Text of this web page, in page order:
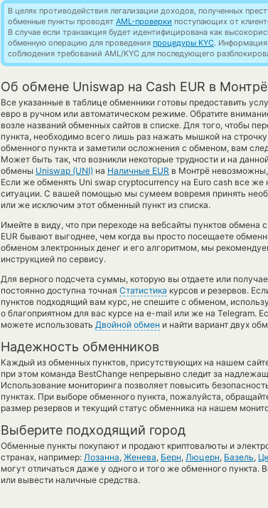
В целях противодействия легализации доходов, полученных
обменные пункты проводят AML-проверки поступающих от
В случае если транзакция будет идентифицирована как
обменную операцию для проведения процедуры KYC. Информация
соблюдения требований AML/KYC для последующего
Об обмене Uniswap на Cash EUR в Монтрё
Все указанные в таблице обменники готовы предоставить
евро в ручном или автоматическом режиме. Обратите
возле названий обменных сайтов в списке. Для того, чтобы
пункта, необходимо всего лишь раз нажать мышкой на
обменного пункта и заметили осложнения с обменом, вам
Может быть так, что возникли некоторые трудности и на
обмены Uniswap (UNI) на Наличные EUR в Монтрё
Если же обменять Uni swap cryptocurrency на Euro cash все же
ситуации. С вашей помощью мы сумеем вовремя принять
или же исключим этот обменный пункт из списка.
Имейте в виду, что при переходе на вебсайты пунктов обмена
EUR бывают выгоднее, чем когда вы просто посещаете
обменом электронных денег и его алгоритмом, мы
инструкцией по сервису.
Для верного подсчета суммы, которую вы отдаете или
постоянно доступна точная Статистика курсов и резервов.
пунктов подходящий вам курс, не спешите с обменом,
о благоприятном для вас курсе на e-mail или же на Telegram.
можете использовать Двойной обмен и найти вариант двух
Надежность обменников
Каждый из обменных пунктов, присутствующих на нашем
при этом команда BestChange непрерывно следит за
Использование мониторинга позволяет повысить
пунктах. При выборе обменного пункта, пожалуйста,
размер резервов и текущий статус обменника на нашем
Выберите подходящий город
Обменные пункты покупают и продают криптовалюты и
странах, например: Лозанна, Женева, Берн, Люцерн, Базель,
могут отличаться даже у одного и того же обменного пункта.
или вывести наличные средства.